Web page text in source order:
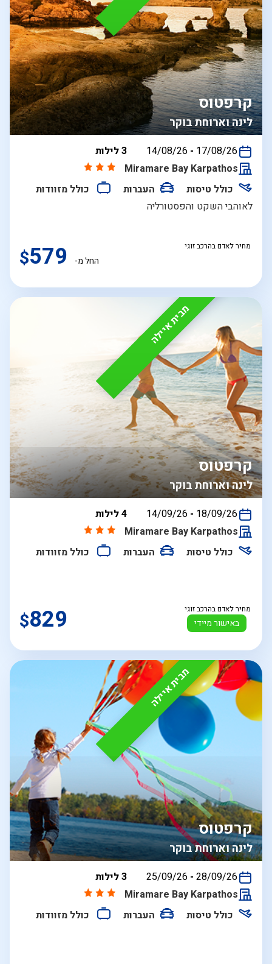
לינה וארוחת בוקר
קרפטוס
בין
14/08/26 - 17/08/26
3 לילות
Miramare Bay Karpathos
כולל טיסות
העברות
כולל מזוודות
לאוהבי השקט והפסטורליה
מחיר לאדם בהרכב זוגי
החל מ- $579
מבית איילה
לינה וארוחת בוקר
קרפטוס
בין
14/09/26 - 18/09/26
4 לילות
Miramare Bay Karpathos
כולל טיסות
העברות כולל מזוודות
באישור מיידי
מחיר לאדם בהרכב זוגי $829
מבית איילה
לינה וארוחת בוקר
קרפטוס
בין
25/09/26 - 28/09/26
3 לילות
Miramare Bay Karpathos
כולל טיסות
העברות כולל מזוודות